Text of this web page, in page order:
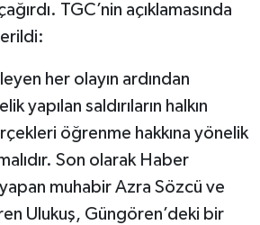
TGC’nin açıklamasında
her olayın ardından
yapılan saldırıların halkın
öğrenme hakkına yönelik
Son olarak Haber
muhabir Azra Sözcü ve
Ulukuş, Güngören’deki bir